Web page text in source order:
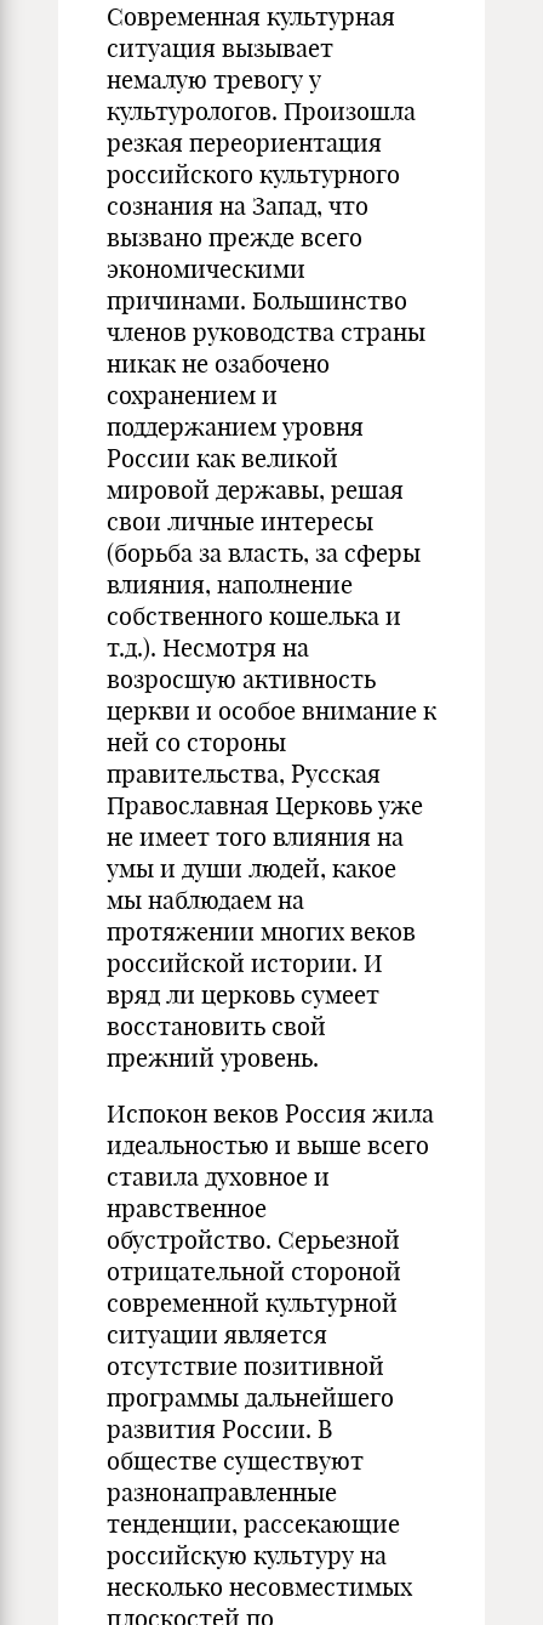
Современная культурная
ситуация вызывает
немалую тревогу у
культурологов. Произошла
резкая переориентация
российского культурного
сознания на Запад, что
вызвано прежде всего
экономическими
причинами. Большинство
членов руководства страны
никак не озабочено
сохранением и
поддержанием уровня
России как великой
мировой державы, решая
свои личные интересы
(борьба за власть, за сферы
влияния, наполнение
собственного кошелька и
т.д.). Несмотря на
возросшую активность
церкви и особое внимание к
ней со стороны
правительства, Русская
Православная Церковь уже
не имеет того влияния на
умы и души людей, какое
мы наблюдаем на
протяжении многих веков
российской истории. И
вряд ли церковь сумеет
восстановить свой
прежний уровень.
Испокон веков Россия жила
идеальностью и выше всего
ставила духовное и
нравственное
обустройство. Серьезной
отрицательной стороной
современной культурной
ситуации является
отсутствие позитивной
программы дальнейшего
развития России. В
обществе существуют
разнонаправленные
тенденции, рассекающие
российскую культуру на
несколько несовместимых
плоскостей по